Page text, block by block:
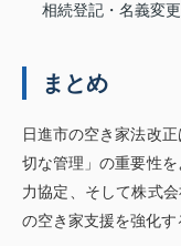
相続登記・名義変
まとめ
日進市の空き家法改
切な管理」の重要性
力協定、そして株式
の空き家支援を強化す